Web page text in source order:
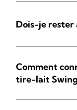
Dois-je rester
Comment
tire-lait